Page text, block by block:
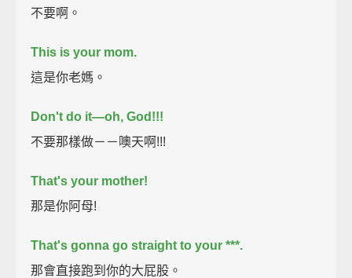
不要啊。
This is your mom.
這是你老媽。
Don't do it—oh, God!!!
不要那樣做－－噢天啊!!!
That's your mother!
那是你阿母!
That's gonna go straight to your ***.
那會直接跑到你的大屁股。